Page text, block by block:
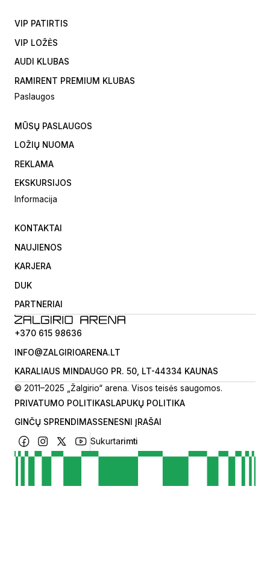
VIP PATIRTIS
VIP LOŽĖS
AUDI KLUBAS
RAMIRENT PREMIUM KLUBAS
Paslaugos
MŪSŲ PASLAUGOS
LOŽIŲ NUOMA
REKLAMA
EKSKURSIJOS
Informacija
KONTAKTAI
NAUJIENOS
KARJERA
DUK
PARTNERIAI
+370 615 98636
INFO@ZALGIRIOARENA.LT
KARALIAUS MINDAUGO PR. 50, LT-44334 KAUNAS
© 2011–2025 „Žalgirio“ arena. Visos teisės saugomos.
PRIVATUMO POLITIKASLAPUKŲ POLITIKA
GINČŲ SPRENDIMASSENESNI ĮRAŠAI
Sukurtarimti